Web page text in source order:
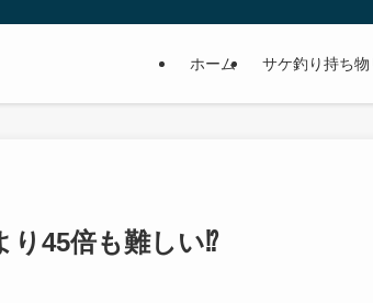
ホーム サケ釣り持ち
り45倍も難しい⁉️